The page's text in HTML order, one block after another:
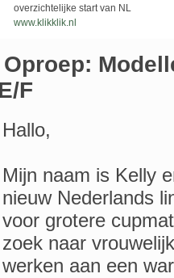
overzichtelijke start van NL
www.klikklik.nl
Oproep:
F
Hallo,
Mijn naam is Kelly
nieuw Nederlands
voor grotere
zoek naar
werken aan een